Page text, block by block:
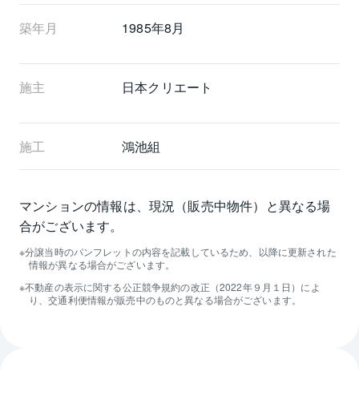
築年月 1985年8月
施主 日本クリエート
施工 鴻池組
マンションの情報は、現況（販売中物件）と異なる場
合がございます。
分譲当時のパンフレットの内容を記載しているため、以降に更新された
情報が異なる場合がございます。
不動産の表示に関する公正競争規約の改正（2022年９月１日）によ
り、交通利便情報が販売中のものと異なる場合がございます。